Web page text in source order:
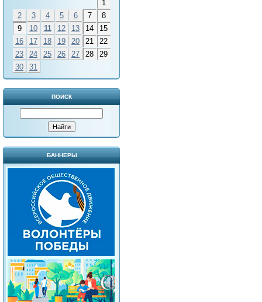
1
2
3 4 5 6 7
8
9
10 11 12 13 14
15
16
17 18 19 20 21
22
23
24 25 26 27 28
29
30
31
ПОИСК
БАННЕРЫ